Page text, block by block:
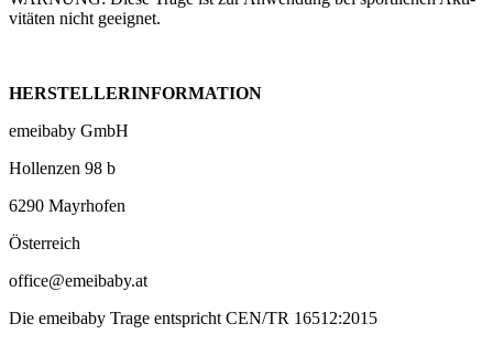
vitäten nicht geeignet.
HERSTELLERINFORMATION
emeibaby GmbH
Hollenzen 98 b
6290 Mayrhofen
Österreich
office@emeibaby.at
Die emeibaby Trage entspricht CEN/TR 16512:2015